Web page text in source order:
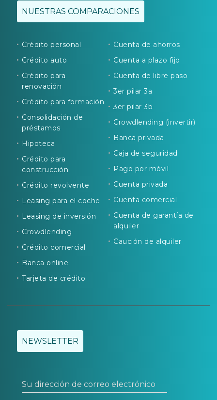
NUESTRAS COMPARACIONES
Crédito personal
Crédito auto
Crédito para
renovación
Crédito para formación
Consolidación de
préstamos
Hipoteca
Crédito para
construcción
Crédito revolvente
Leasing para el coche
Leasing de inversión
Crowdlending
Crédito comercial
Banca online
Tarjeta de crédito
Cuenta de ahorros
Cuenta a plazo fijo
Cuenta de libre paso
3er pilar 3a
3er pilar 3b
Crowdlending (invertir)
Banca privada
Caja de seguridad
Pago por móvil
Cuenta privada
Cuenta comercial
Cuenta de garantía de
alquiler
Caución de alquiler
NEWSLETTER
Su dirección de correo electrónico